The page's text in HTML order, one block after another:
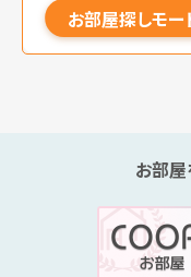
お部屋探しモー
お部屋